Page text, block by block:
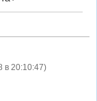
в 20:10:47)